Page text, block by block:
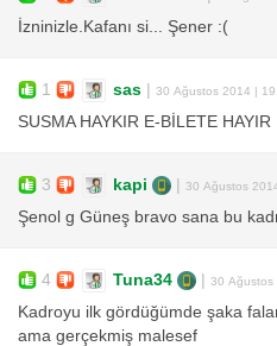
İzninizle.Kafanı si... Şener :(
1 sas | 30 Ağustos 2014 |
SUSMA HAYKIR E-BİLETE HAYIR
3 kapi | 30 Ağustos
Şenol g Güneş bravo sana bu
4 Tuna34 | 30 Ağustos
Kadroyu ilk gördüğümde şaka
ama gerçekmiş malesef